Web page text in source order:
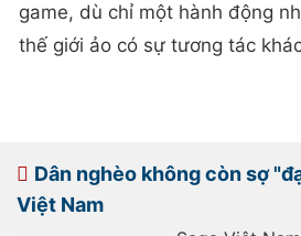
game, dù chỉ một hành động
thế giới ảo có sự tương tác
Dân nghèo không còn sợ
Việt Nam